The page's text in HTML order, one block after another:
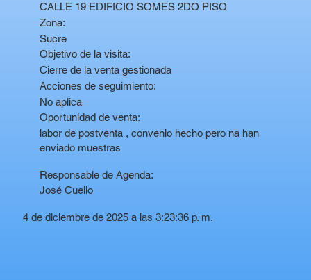
CALLE 19 EDIFICIO SOMES 2DO PISO
Zona:
Sucre
Objetivo de la visita:
Cierre de la venta gestionada
Acciones de seguimiento:
No aplica
Oportunidad de venta:
labor de postventa , convenio hecho pero na han
enviado muestras
Responsable de Agenda:
José Cuello
4 de diciembre de 2025 a las 3:23:36 p. m.